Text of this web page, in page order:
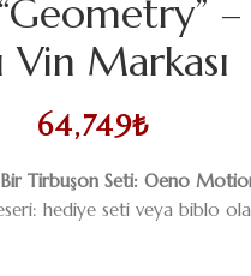
–
Vin Markası
64,749₺
Bir Tirbuşon Seti: Oeno
hediye seti veya biblo